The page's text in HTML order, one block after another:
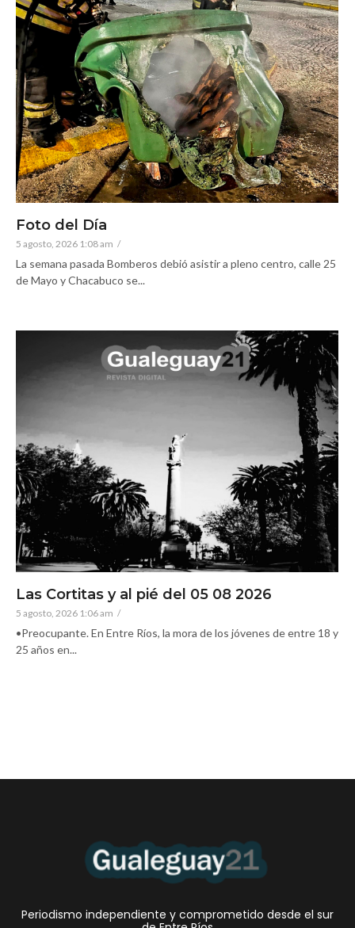
Foto del Día
5 agosto, 2026 1:08 am /
La semana pasada Bomberos debió asistir a pleno centro, calle 25
de Mayo y Chacabuco se...
Las Cortitas y al pié del 05 08 2026
5 agosto, 2026 1:06 am /
•Preocupante. En Entre Ríos, la mora de los jóvenes de entre 18 y
25 años en...
Periodismo independiente y comprometido desde el sur